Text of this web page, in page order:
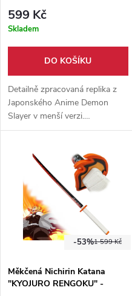
599 Kč
Skladem
DO KOŠÍKU
Detailně zpracovaná replika z
Japonského Anime Demon
Slayer v menší verzi.
Podobnost z originálem 1:1.
umělohmotný stojánek.
1 599 Kč
-53%
Měkčená Nichirin Katana
"KYOJURO RENGOKU" -